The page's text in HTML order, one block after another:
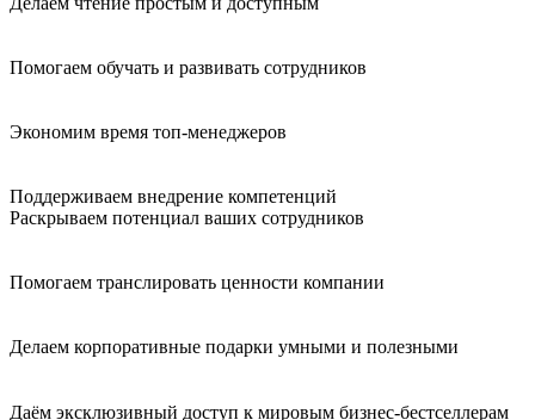
Помогаем обучать и развивать сотрудников
Экономим время топ-менеджеров
Поддерживаем внедрение компетенций
Раскрываем потенциал ваших сотрудников
Помогаем транслировать ценности компании
Делаем корпоративные подарки умными и полезными
Даём эксклюзивный доступ к мировым бизнес-бестселлерам